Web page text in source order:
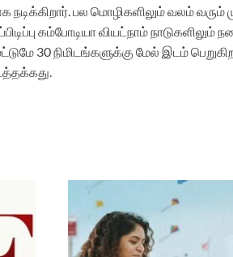
நடிக்கிறார். பல மொழிகளிலும் வலம்
கம்போடியா வியட்நாம்
30 நிமிடங்களுக்கு மேல் இடம்